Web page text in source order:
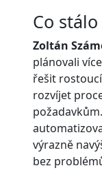
Co
Zoltán
plánovali
řešit
rozvíjet
výrazně
bez